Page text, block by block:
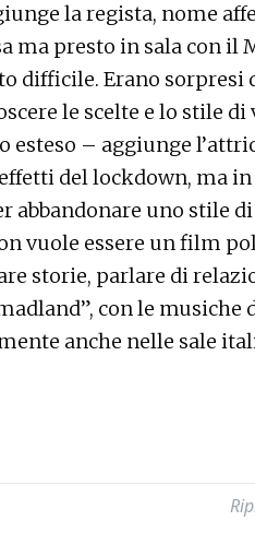
la regista, nome
ma presto in sala con il
difficile. Erano sorpresi
le scelte e lo stile
esteso – aggiunge
del lockdown, ma
abbandonare uno stile
vuole essere un film
storie, parlare di
con le musiche
anche nelle sale